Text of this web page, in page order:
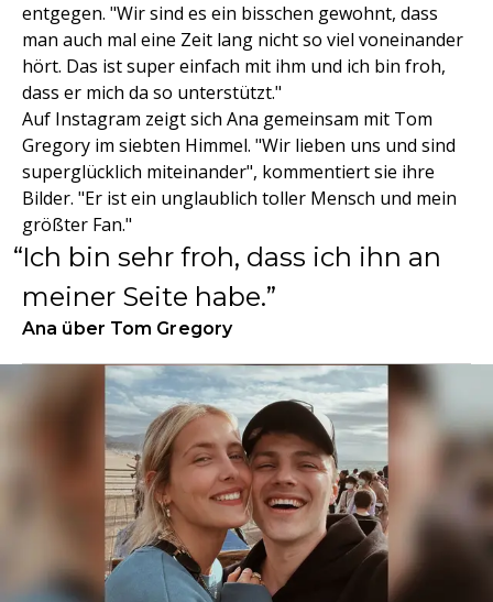
entgegen. "Wir sind es ein bisschen gewohnt, dass
man auch mal eine Zeit lang nicht so viel voneinander
hört. Das ist super einfach mit ihm und ich bin froh,
dass er mich da so unterstützt."
Auf Instagram zeigt sich Ana gemeinsam mit Tom
Gregory im siebten Himmel. "Wir lieben uns und sind
superglücklich miteinander", kommentiert sie ihre
Bilder. "Er ist ein unglaublich toller Mensch und mein
größter Fan."
Ich bin sehr froh, dass ich ihn an
meiner Seite habe.
Ana über Tom Gregory